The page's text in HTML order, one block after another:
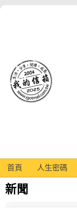
首頁 人生密碼
新聞